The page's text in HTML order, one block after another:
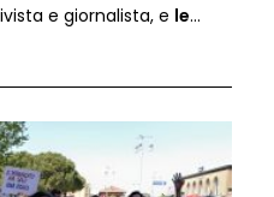
e giornalista, e le
dei figli di tutti.